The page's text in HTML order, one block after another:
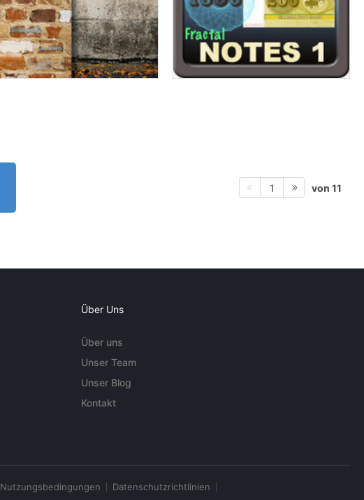
1 von 11
Über Uns
Über uns
Unser Team
Unser Blog
Kontakt
Nutzungsbedingungen Datenschutzrichtlinien